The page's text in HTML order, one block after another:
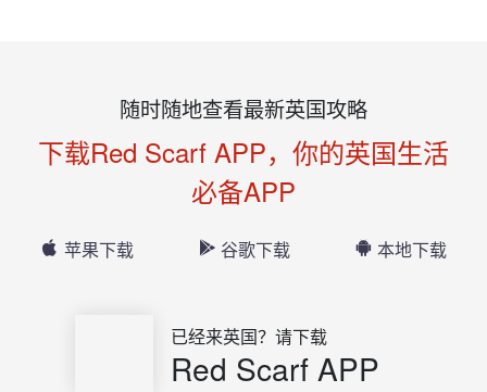
随时随地查看最新英国攻略
下载Red Scarf APP，你的英国生活
必备APP
苹果下载 谷歌下载 本地下载
已经来英国？请下载
Red Scarf APP